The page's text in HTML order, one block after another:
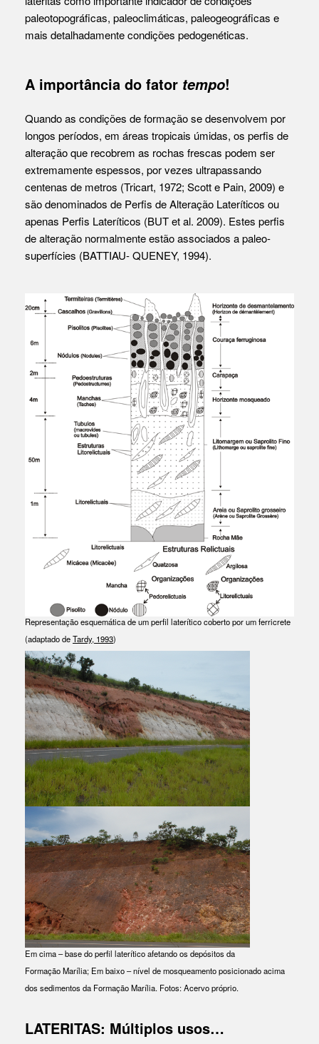
paleotopográficas, paleoclimáticas, paleogeográficas e
mais detalhadamente condições pedogenéticas.
A importância do fator tempo!
Quando as condições de formação se desenvolvem por
longos períodos, em áreas tropicais úmidas, os perfis de
alteração que recobrem as rochas frescas podem ser
extremamente espessos, por vezes ultrapassando
centenas de metros (Tricart, 1972; Scott e Pain, 2009) e
são denominados de Perfis de Alteração Lateríticos ou
apenas Perfis Lateríticos (BUT et al. 2009). Estes perfis
de alteração normalmente estão associados a paleo-
superfícies (BATTIAU- QUENEY, 1994).
Representação esquemática de um perfil laterítico coberto por um ferricrete
(adaptado deTardy, 1993)
Em cima – base do perfil laterítico afetando os depósitos da
Formação Marília; Em baixo – nível de mosqueamento posicionado acima
dos sedimentos da Formação Marília. Fotos: Acervo próprio.
LATERITAS: Múltiplos usos…